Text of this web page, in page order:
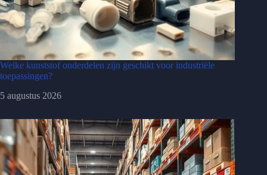
Welke kunststof onderdelen zijn geschikt voor industriële
toepassingen?
5 augustus 2026